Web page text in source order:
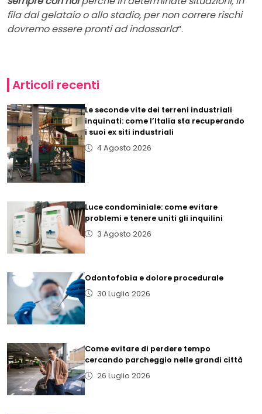
fila dal gelataio o allo stadio, per non correre rischi
dovremo essere pronti ad indossarla“.
Articoli recenti
Le seconde vite dei terreni industriali
inquinati: come l’Italia sta recuperando
i suoi ex siti industriali
4 Agosto 2026
Luce condominiale: come evitare
problemi e tenere uniti gli inquilini
3 Agosto 2026
Odontofobia e dolore procedurale
30 Luglio 2026
Come evitare di perdere tempo
cercando parcheggio nelle grandi città
26 Luglio 2026